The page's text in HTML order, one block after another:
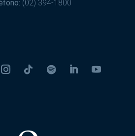
(02) 394-1800